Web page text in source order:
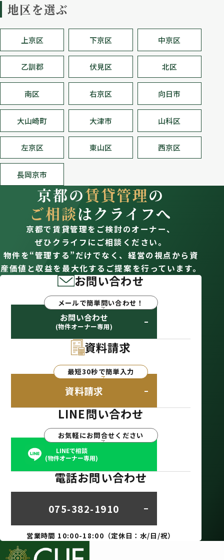
地区を選ぶ
上京区 下京区 中京区
乙訓郡 伏見区 北区
南区 右京区 向日市
大山崎町 大津市 山科区
左京区 東山区 西京区
長岡京市
京都の賃貸管理の
ご相談はクライフへ
京都で賃貸管理をご検討のオーナー、
ぜひクライフにご相談ください。
物件を“管理する”だけでなく、経営の視点から資
産価値と収益を最大化するご提案を行っています。
お問い合わせ
メールで簡単問い合わせ！
お問い合わせ
(物件オーナー専用)
資料請求
最短30秒で簡単入力
資料請求
LINE問い合わせ
お気軽にお問合せください
LINEで相談
(物件オーナー専用)
電話お問い合わせ
075-382-1910
営業時間 10:00-18:00（定休日：水/日/祝）